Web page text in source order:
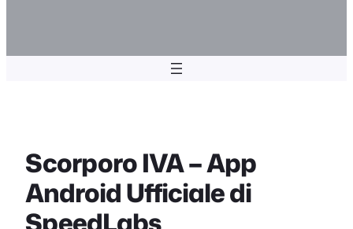
Scorporo IVA – App
Android Ufficiale di